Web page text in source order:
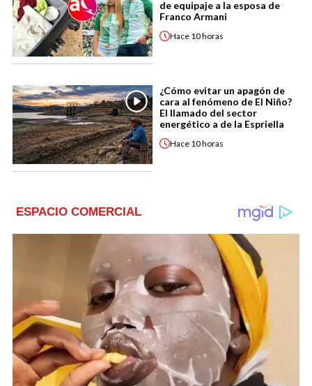
de equipaje a la esposa de
Franco Armani
Hace 10 horas
¿Cómo evitar un apagón de
cara al fenómeno de El Niño?
El llamado del sector
energético a de la Espriella
Hace 10 horas